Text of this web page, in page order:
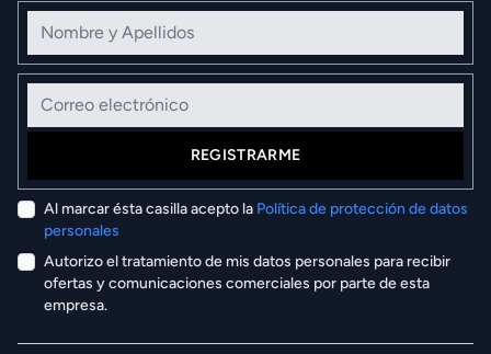
Nombre y Apellidos
Correo electrónico
REGISTRARME
Al marcar ésta casilla acepto la Política de protección de datos
personales
Autorizo el tratamiento de mis datos personales para recibir
ofertas y comunicaciones comerciales por parte de esta
empresa.